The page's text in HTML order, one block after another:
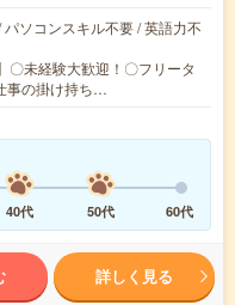
ソコンスキル不要 / 英語力不
〇未経験大歓迎！〇フリータ
事の掛け持ち…
40代 50代 60代
詳しく見る